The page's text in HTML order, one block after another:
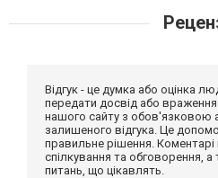
Відгук - це думка або оцінка
передати досвід або
нашого сайту з обов'язковою
залишеного відгука. Це
правильне рішення. Коментарі
спілкування та обговорення,
питань, що цікавлять.